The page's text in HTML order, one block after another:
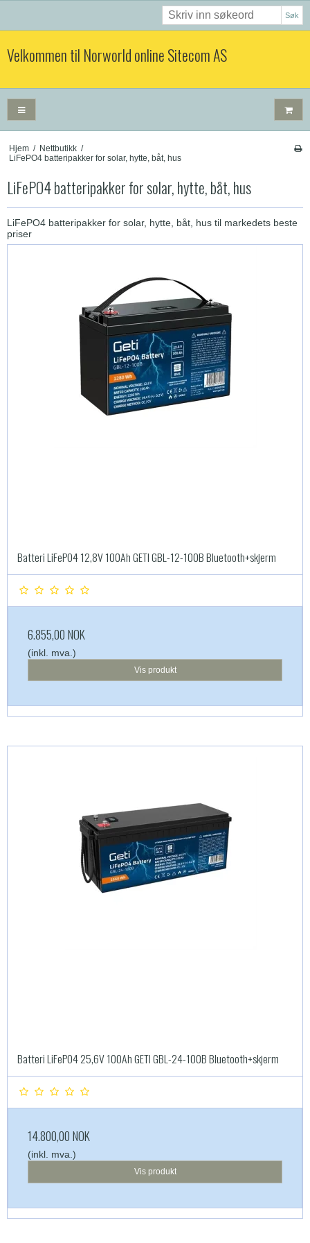
Søk
Velkommen til Norworld online Sitecom AS
Hjem / Nettbutikk /
LiFePO4 batteripakker for solar, hytte, båt, hus
LiFePO4 batteripakker for solar, hytte, båt, hus
LiFePO4 batteripakker for solar, hytte, båt, hus til markedets beste
priser
Batteri LiFePO4 12,8V 100Ah GETI GBL-12-100B Bluetooth+skjerm
6.855,00 NOK
(inkl. mva.)
Vis produkt
Batteri LiFePO4 25,6V 100Ah GETI GBL-24-100B Bluetooth+skjerm
14.800,00 NOK
(inkl. mva.)
Vis produkt